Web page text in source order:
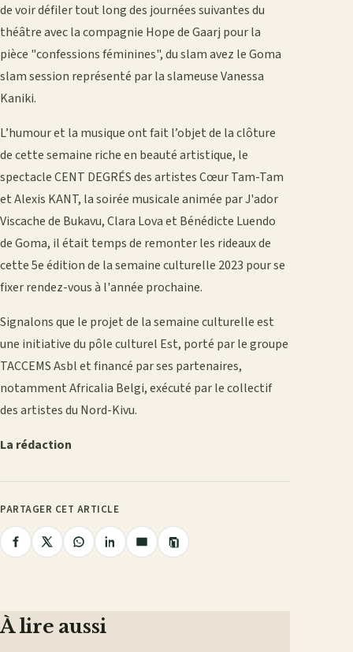
de voir défiler tout long des journées suivantes du
théâtre avec la compagnie Hope de Gaarj pour la
pièce "confessions féminines", du slam avez le Goma
slam session représenté par la slameuse Vanessa
Kaniki.
L’humour et la musique ont fait l’objet de la clôture
de cette semaine riche en beauté artistique, le
spectacle CENT DEGRÉS des artistes Cœur Tam-Tam
et Alexis KANT, la soirée musicale animée par J'ador
Viscache de Bukavu, Clara Lova et Bénédicte Luendo
de Goma, il était temps de remonter les rideaux de
cette 5e édition de la semaine culturelle 2023 pour se
fixer rendez-vous à l'année prochaine.
Signalons que le projet de la semaine culturelle est
une initiative du pôle culturel Est, porté par le groupe
TACCEMS Asbl et financé par ses partenaires,
notamment Africalia Belgi, exécuté par le collectif
des artistes du Nord-Kivu.
La rédaction
PARTAGER CET ARTICLE
PartagerPartagerPartagerPartagerPartager
Copier
le
À lire aussi